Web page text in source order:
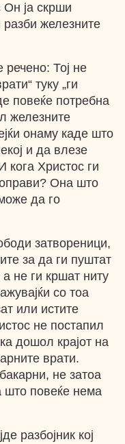
ја скрши
железните
Тој не
туку „ги
повеќе потребна
железните
онаму каде што
и да влезе
Христос ги
Она што
да го
затвореници,
за да ги пуштат
а не ги кршат ниту
со тоа
или истите
не постапил
дошол крајот на
врати.
не затоа
што повеќе нема
разбојник кој